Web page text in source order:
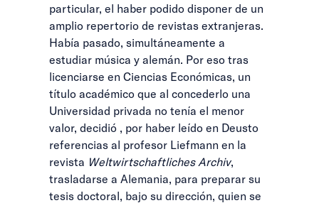
particular, el haber podido disponer de un
amplio repertorio de revistas extranjeras.
Había pasado, simultáneamente a
estudiar música y alemán. Por eso tras
licenciarse en Ciencias Económicas, un
título académico que al concederlo una
Universidad privada no tenía el menor
valor, decidió , por haber leído en Deusto
referencias al profesor Liefmann en la
revista Weltwirtschaftliches Archiv,
trasladarse a Alemania, para preparar su
tesis doctoral, bajo su dirección, quien se